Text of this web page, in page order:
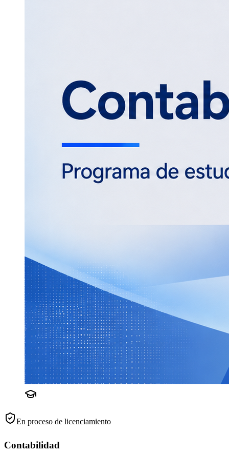
En proceso de licenciamiento
Contabilidad